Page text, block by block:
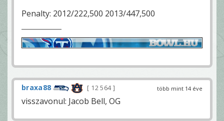
Penalty: 2012/222,500 2013/447,500
több mint 14 éve
braxa88 12 564
visszavonul: Jacob Bell, OG